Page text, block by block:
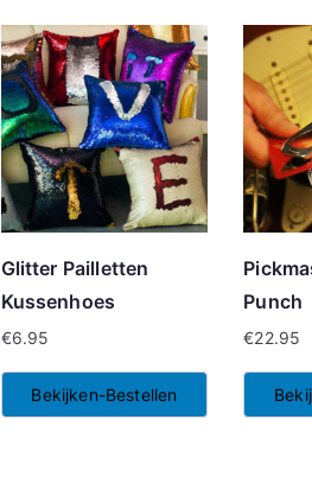
Glitter Pailletten
Kussenhoes
€6.95
Bekijken-Bestellen
Punch
€22.95